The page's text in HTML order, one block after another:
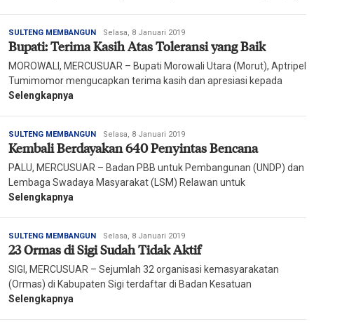
SULTENG MEMBANGUNRedaksi
Harian
Mercusuar
Selasa, 8 Januari 2019
Bupati: Terima Kasih Atas Toleransi yang Baik
MOROWALI, MERCUSUAR – Bupati Morowali Utara (Morut), Aptripel
Tumimomor mengucapkan terima kasih dan apresiasi kepada
Selengkapnya
SULTENG MEMBANGUNRedaksi
Harian
Mercusuar
Selasa, 8 Januari 2019
Kembali Berdayakan 640 Penyintas Bencana
PALU, MERCUSUAR – Badan PBB untuk Pembangunan (UNDP) dan
Lembaga Swadaya Masyarakat (LSM) Relawan untuk
Selengkapnya
SULTENG MEMBANGUNRedaksi
Harian
Mercusuar
Selasa, 8 Januari 2019
23 Ormas di Sigi Sudah Tidak Aktif
SIGI, MERCUSUAR – Sejumlah 32 organisasi kemasyarakatan
(Ormas) di Kabupaten Sigi terdaftar di Badan Kesatuan
Selengkapnya